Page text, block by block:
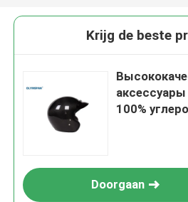
Krijg de beste
100%
Doorgaan